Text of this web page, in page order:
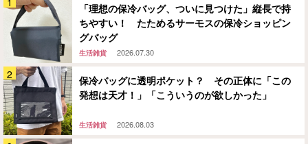
「理想の保冷バッグ、ついに見つけた」縦長で持
ちやすい！ たためるサーモスの保冷ショッピン
グバッグ
生活雑貨 2026.07.30
保冷バッグに透明ポケット？ その正体に「この
発想は天才！」「こういうのが欲しかった」
生活雑貨 2026.08.03